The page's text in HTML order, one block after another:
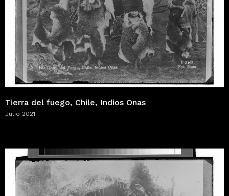
Tierra del fuego, Chile, Indios Onas
Julio 2021